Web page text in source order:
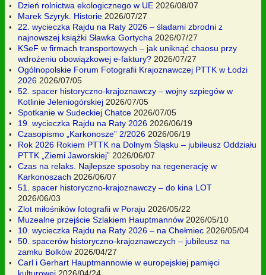
Dzień rolnictwa ekologicznego w UE 2026/08/07
Marek Szyryk. Historie 2026/07/27
22. wycieczka Rajdu na Raty 2026 – śladami zbrodni z
najnowszej książki Sławka Gortycha 2026/07/27
KSeF w firmach transportowych – jak uniknąć chaosu przy
wdrożeniu obowiązkowej e-faktury? 2026/07/27
Ogólnopolskie Forum Fotografii Krajoznawczej PTTK w Łodzi
2026 2026/07/05
52. spacer historyczno-krajoznawczy – wojny szpiegów w
Kotlinie Jeleniogórskiej 2026/07/05
Spotkanie w Sudeckiej Chatce 2026/07/05
19. wycieczka Rajdu na Raty 2026 2026/06/19
Czasopismo „Karkonosze” 2/2026 2026/06/19
Rok 2026 Rokiem PTTK na Dolnym Śląsku – jubileusz Oddziału
PTTK „Ziemi Jaworskiej” 2026/06/07
Czas na relaks. Najlepsze sposoby na regenerację w
Karkonoszach 2026/06/07
51. spacer historyczno-krajoznawczy – do kina LOT
2026/06/03
Zlot miłośników fotografii w Poraju 2026/05/22
Muzealne przejście Szlakiem Hauptmannów 2026/05/10
10. wycieczka Rajdu na Raty 2026 – na Chełmiec 2026/05/04
50. spacerów historyczno-krajoznawczych – jubileusz na
zamku Bolków 2026/04/27
Carl i Gerhart Hauptmannowie w europejskiej pamięci